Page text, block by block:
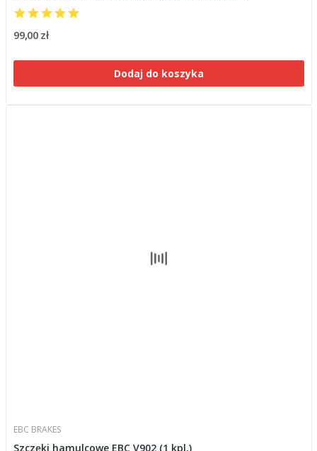
99,00 zł
Dodaj do koszyka
EBC BRAKES
Szczęki hamulcowe EBC V902 (1 kpl.)